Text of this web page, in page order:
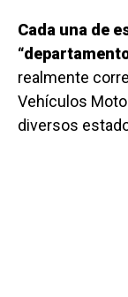
Cada una de
realmente
Vehículos
diversos